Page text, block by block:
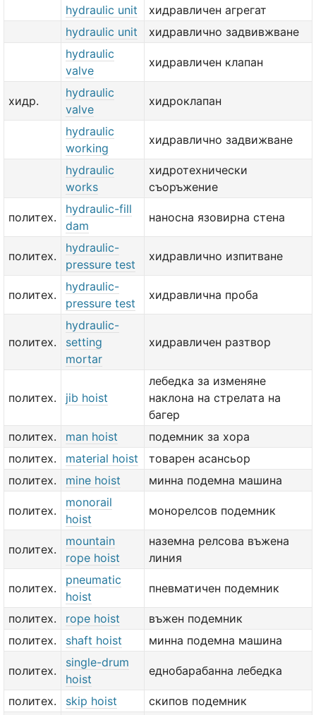
hydraulic unit
хидравличен агрегат
hydraulic unit
хидравлично задвивжване
hydraulic
valve
хидравличен клапан
хидр.
hydraulic
valve
хидроклапан
hydraulic
working
хидравлично задвижване
hydraulic
works
хидротехнически
съоръжение
политех.
hydraulic-fill
dam
наносна язовирна стена
политех.
hydraulic-
pressure test
хидравлично изпитване
политех.
hydraulic-
pressure test
хидравлична проба
политех.
hydraulic-
setting
mortar
хидравличен разтвор
политех. jib hoist
лебедка за изменяне
наклона на стрелата на
багер
политех.
man hoist
подемник за хора
политех.
material hoist
товарен асансьор
политех.
mine hoist минна подемна машина
политех.
monorail
hoist
монорелсов подемник
политех.
mountain
rope hoist
наземна релсова въжена
линия
политех.
pneumatic
hoist
пневматичен подемник
политех. rope hoist
въжен подемник
политех.
shaft hoist минна подемна машина
политех.
single-drum
hoist
еднобарабанна лебедка
политех. skip hoist скипов подемник